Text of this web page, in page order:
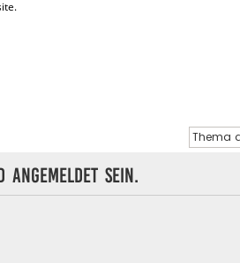
angemeldet sein.